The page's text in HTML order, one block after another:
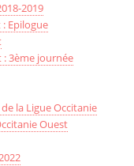
2019
Epilogue
3ème journée
la Ligue Occitanie
Ouest